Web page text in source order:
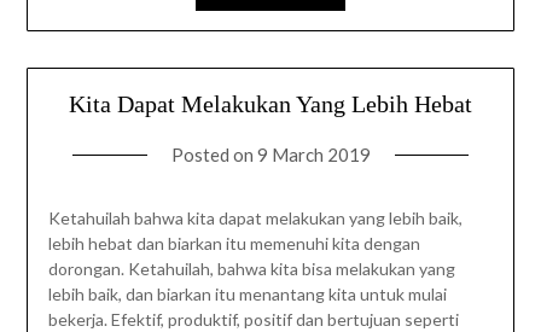
Kita Dapat Melakukan Yang Lebih Hebat
Posted on 9 March 2019
Ketahuilah bahwa kita dapat melakukan yang lebih baik,
lebih hebat dan biarkan itu memenuhi kita dengan
dorongan. Ketahuilah, bahwa kita bisa melakukan yang
lebih baik, dan biarkan itu menantang kita untuk mulai
bekerja. Efektif, produktif, positif dan bertujuan seperti